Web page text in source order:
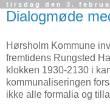
tirsdag den 3.
Dialogmøde
Hørsholm Kommune
fremtidens Rungsted
klokken 1930-2130 i
kommunaliseringen
ikke alle formalia og